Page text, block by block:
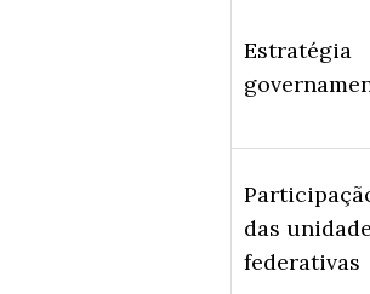
Estratégia
das
federativas